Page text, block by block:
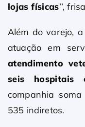
lojas físicas’’,
Além do varejo,
atuação em
atendimento
seis hospitais
companhia
535 indiretos.